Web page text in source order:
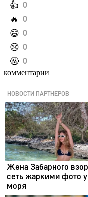
️👍 0
️🔥 0
️😄 0
️😢 0
️🤬 0
комментарии